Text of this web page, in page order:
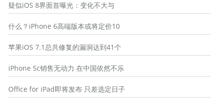
疑似iOS 8界面首曝光：变化不大与
什么？iPhone 6高端版本或将定价10
苹果iOS 7.1总共修复的漏洞达到41个
iPhone 5c销售无动力 在中国依然不乐
Office for iPad即将发布 只差选定日子